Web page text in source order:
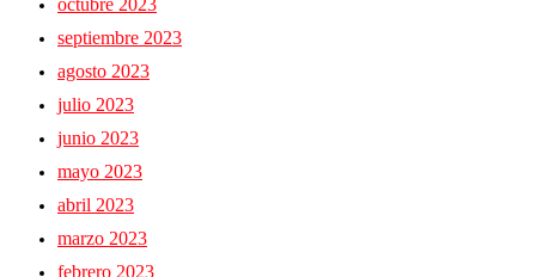
septiembre 2023
agosto 2023
julio 2023
junio 2023
mayo 2023
abril 2023
marzo 2023
febrero 2023